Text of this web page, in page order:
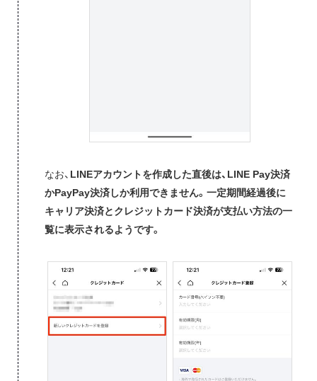
なお、 LINEアカウントを作成した直後は、LINE Pay決済
かPayPay決済しか利用できません。一定期間経過後に
キャリア決済とクレジットカード決済が支払い方法の一
覧に表示されるようです。